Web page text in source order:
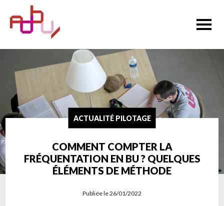
ACTUALITÉ PILOTAGE
COMMENT COMPTER LA
FRÉQUENTATION EN BU ? QUELQUES
ÉLÉMENTS DE MÉTHODE
Publiée le 26/01/2022